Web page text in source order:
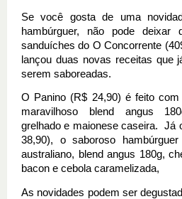
Se você gosta de uma
hambúrguer, não pode deixar
lançou duas novas receitas que
serem saboreadas.
O Panino (R$ 24,90) é feito
maravilhoso blend angus
grelhado e maionese caseira.  Já
38,90), o saboroso
australiano, blend angus 180g,
bacon e cebola caramelizada,
As novidades podem ser